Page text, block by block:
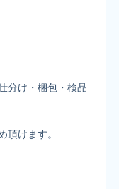
分け・梱包・検品
頂けます。